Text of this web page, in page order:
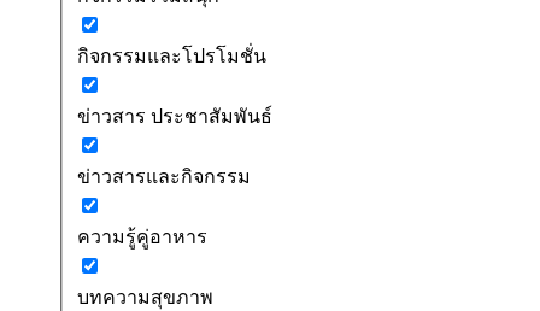
กิจกรรมและโปรโมชั่น
ข่าวสาร ประชาสัมพันธ์
ข่าวสารและกิจกรรม
ความรู้คู่อาหาร
บทความสุขภาพ